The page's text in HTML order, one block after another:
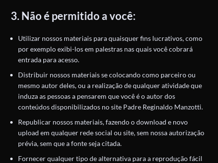
3. Não é permitido a você:
Utilizar nossos materiais para quaisquer fins lucrativos, como
por exemplo exibi-los em palestras nas quais você cobrará
entrada para acesso.
Distribuir nossos materiais se colocando como parceiro ou
mesmo autor deles, ou a realização de qualquer atividade que
induza as pessoas a pensarem que você é o autor dos
conteúdos disponibilizados no site Padre Reginaldo Manzotti.
Republicar nossos materiais, fazendo o download e novo
upload em qualquer rede social ou site, sem nossa autorização
prévia, sem que a fonte seja citada.
Fornecer qualquer tipo de alternativa para a reprodução fácil